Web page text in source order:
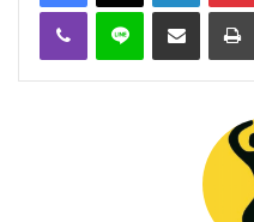
Viber Ligne Partager par email